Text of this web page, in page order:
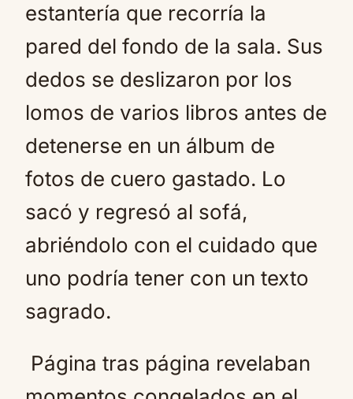
estantería que recorría la
pared del fondo de la sala. Sus
dedos se deslizaron por los
lomos de varios libros antes de
detenerse en un álbum de
fotos de cuero gastado. Lo
sacó y regresó al sofá,
abriéndolo con el cuidado que
uno podría tener con un texto
sagrado.
Página tras página revelaban